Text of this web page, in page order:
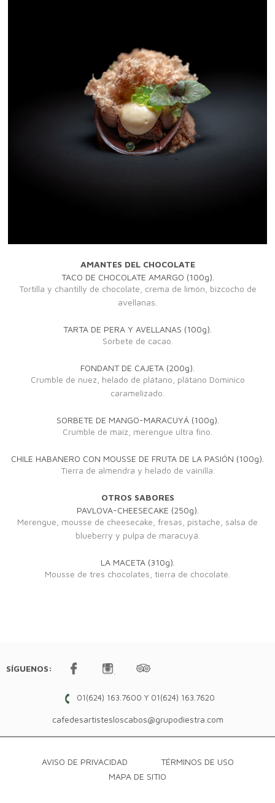
AMANTES DEL CHOCOLATE
TACO DE CHOCOLATE AMARGO (100g).
Tortilla y chantilly de chocolate, crema de limón, bizcocho de
avellanas.
TARTA DE PERA Y AVELLANAS (100g).
Sorbete de cacao.
FONDANT DE CAJETA (200g).
Crumble de nuez, helado de plátano, plátano Dominico
caramelizado.
SORBETE DE MANGO-MARACUYÁ (100g).
Crumble de maíz, merengue ultra fino.
CHILE HABANERO CON MOUSSE DE FRUTA DE LA PASIÓN (100g).
Tierra de almendra y helado de vainilla.
OTROS SABORES
PAVLOVA-CHEESECAKE (250g).
Merengue, mousse de cheesecake, fresas, pistache, salsa de
blueberry y pulpa de maracuyá.
LA MACETA (310g).
Mousse de tres chocolates, tierra de chocolate.
SÍGUENOS:
01(624) 163.7600 Y 01(624) 163.7620
cafedesartistesloscabos@grupodiestra.com
AVISO DE PRIVACIDAD
TÉRMINOS DE USO
MAPA DE SITIO